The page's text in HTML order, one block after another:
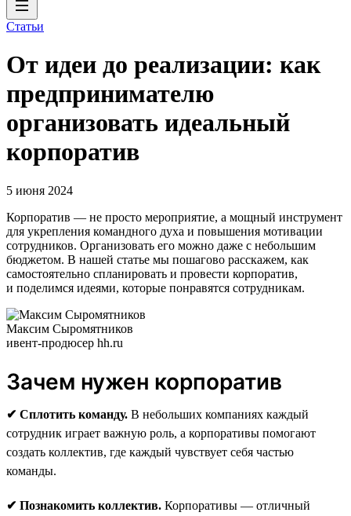
Статьи
От идеи до реализации: как
предпринимателю
организовать идеальный
корпоратив
5 июня 2024
Корпоратив — не просто мероприятие, а мощный инструмент
для укрепления командного духа и повышения мотивации
сотрудников. Организовать его можно даже с небольшим
бюджетом. В нашей статье мы пошагово расскажем, как
самостоятельно спланировать и провести корпоратив,
и поделимся идеями, которые понравятся сотрудникам.
Максим Сыромятников
ивент-продюсер hh.ru
Зачем нужен корпоратив
✔ Сплотить команду. В небольших компаниях каждый
сотрудник играет важную роль, а корпоративы помогают
создать коллектив, где каждый чувствует себя частью
команды.
✔ Познакомить коллектив. Корпоративы — отличный